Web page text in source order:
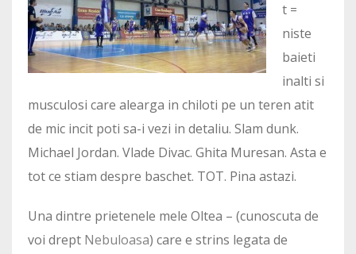
t =
niste
baieti
inalti si
musculosi care alearga in chiloti pe un teren atit
de mic incit poti sa-i vezi in detaliu. Slam dunk.
Michael Jordan. Vlade Divac. Ghita Muresan. Asta e
tot ce stiam despre baschet. TOT. Pina astazi.
Una dintre prietenele mele Oltea – (cunoscuta de
voi drept Nebuloasa) care e strins legata de